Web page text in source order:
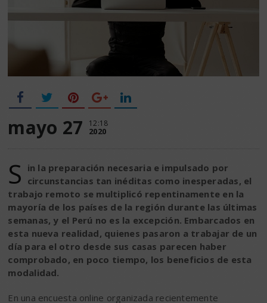
mayo 27 12:18
2020
S in la preparación necesaria e impulsado por
circunstancias tan inéditas como inesperadas, el
trabajo remoto se multiplicó repentinamente en la
mayoría de los países de la región durante las últimas
semanas, y el Perú no es la excepción. Embarcados en
esta nueva realidad, quienes pasaron a trabajar de un
día para el otro desde sus casas parecen haber
comprobado, en poco tiempo, los beneficios de esta
modalidad.
En una encuesta online organizada recientemente